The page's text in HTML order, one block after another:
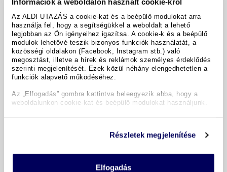
Az ALDI UTAZÁS a cookie-kat és a beépülő modulokat arra
használja fel, hogy a segítségükkel a weboldalt a lehető
legjobban az Ön igényeihez igazítsa. A cookie-k és a beépülő
modulok lehetővé teszik bizonyos funkciók használatát, a
közösségi oldalakon (Facebook, Instagram stb.) való
megosztást, illetve a hírek és reklámok személyes érdeklődés
szerinti megjelenítését. Ezek közül néhány elengedhetetlen a
funkciók alapvető működéséhez.
Az „Elfogadás” gombra kattintva beleegyezik abba, hogy a
weboldalunkon cookie-kat és beépülő modulokat használjunk.
Részletek megjelenítése
Elfogadás
Hoteldetails
Termine & Preise
Copyright GIATA 2004 - 2026. Multilingual, powered by